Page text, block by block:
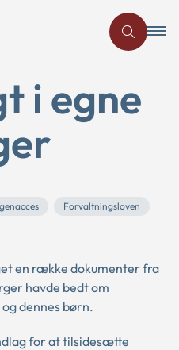
i egne
Forvaltningsloven
en række dokumenter fra
havde bedt om
dennes børn.
for at tilsidesætte